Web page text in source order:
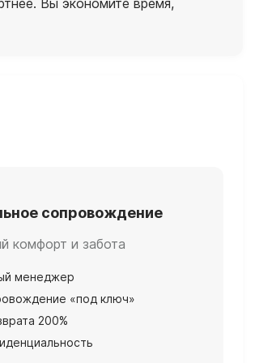
Вы экономите время,
сопровождение
комфорт и забота
менеджер
«под ключ»
200%